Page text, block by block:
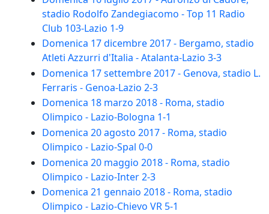
stadio Rodolfo Zandegiacomo - Top 11 Radio
Club 103-Lazio 1-9
Domenica 17 dicembre 2017 - Bergamo, stadio
Atleti Azzurri d'Italia - Atalanta-Lazio 3-3
Domenica 17 settembre 2017 - Genova, stadio L.
Ferraris - Genoa-Lazio 2-3
Domenica 18 marzo 2018 - Roma, stadio
Olimpico - Lazio-Bologna 1-1
Domenica 20 agosto 2017 - Roma, stadio
Olimpico - Lazio-Spal 0-0
Domenica 20 maggio 2018 - Roma, stadio
Olimpico - Lazio-Inter 2-3
Domenica 21 gennaio 2018 - Roma, stadio
Olimpico - Lazio-Chievo VR 5-1